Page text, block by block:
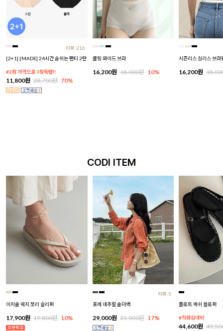
리뷰:216
[2+1] [MADE] 24시간 숨쉬는 팬티 2탄
#2장 가격으로 3장득템!!
11,800원 38,700원 70%
쿨링 와이드 브라
16,200원 18,000원 10%
시즌리스 심리스 브라
16,200원
CODI ITEM
이지솔 웨지 쪼리 슬리퍼
17,900원 19,800원 10%
리뷰:5
포레 네추럴 숄더백
29,000원 35,000원 17%
플로트 메쉬 블로퍼
#착화감대박
44,600원